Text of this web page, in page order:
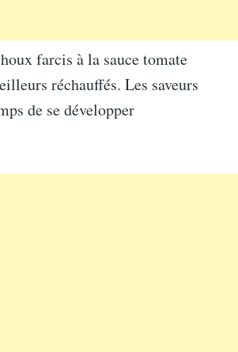
farcis à la sauce tomate
réchauffés. Les saveurs
de se développer